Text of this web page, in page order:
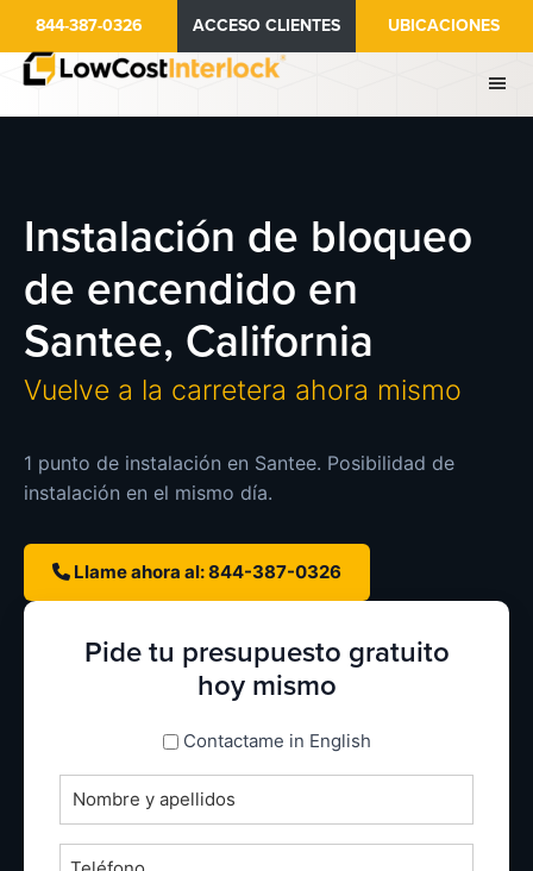
contenido
844-387-0326 ACCESO CLIENTES UBICACIONES
Instalación de bloqueo
de encendido en
Santee, California
Vuelve a la carretera ahora mismo
1 punto de instalación en Santee. Posibilidad de
instalación en el mismo día.
Llame ahora al: 844-387-0326
Pide tu presupuesto gratuito
hoy mismo
espanol_espanolContactame in English
Nombre
completo
*Teléfono